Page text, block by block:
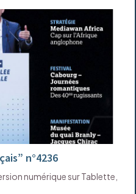
n°4236
numérique sur Tablette,